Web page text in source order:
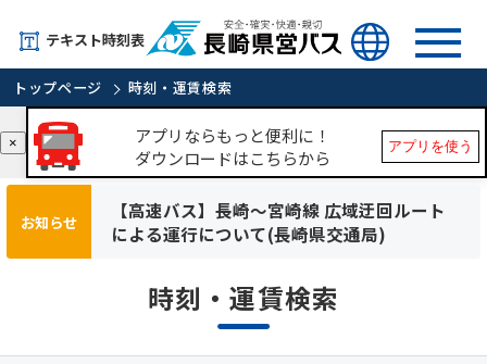
テキスト時刻表
トップページ 時刻・運賃検索
×
アプリならもっと便利に！
ダウンロードはこちらから
アプリを使う
お知らせ
【高速バス】長崎～宮崎線 広域迂回ルート
による運行について(長崎県交通局)
時刻・運賃検索